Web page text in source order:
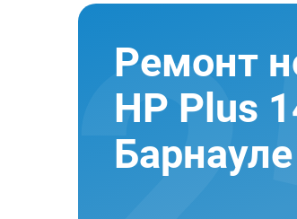
Ремонт
HP Plus
Барнауле